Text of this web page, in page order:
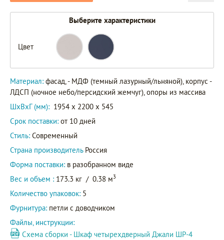
Выберите характеристики
Цвет
Материал: фасад, - МДФ (темный лазурный/льняной), корпус -
ЛДСП (ночное небо/персидский жемчуг), опоры из массива
ШxВxГ (мм): 1954 x 2200 x 545
Срок поставки: от 10 дней
Стиль: Современный
Страна производитель Россия
Форма поставки: в разобранном виде
Вес и объем : 173.3 кг / 0.38 м3
Количество упаковок: 5
Фурнитура: петли с доводчиком
Файлы, инструкции:
Схема сборки - Шкаф четырехдверный Джали ШР-4